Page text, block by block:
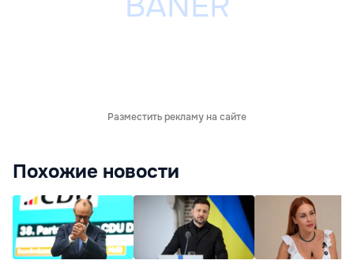
Разместить рекламу на сайте
Похожие новости